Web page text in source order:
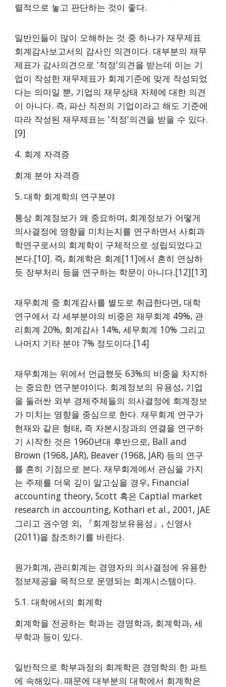
렬적으로 놓고 판단하는 것이 좋다.
일반인들이 많이 오해하는 것 중 하나가 재무제표
회계감사보고서의 감사인 의견이다. 대부분의 재무
제표가 감사의견으로 '적정'의견을 받는데 이는 기
업이 작성한 재무제표가 회계기준에 맞게 작성되었
다는 의미일 뿐, 기업의 재무상태 자체에 대한 의견
이 아니다. 즉, 파산 직전의 기업이라고 해도 기준에
따라 작성된 재무제표는 '적정'의견을 받을 수 있다.
[9]
4. 회계 자격증
회계 분야 자격증
5. 대학 회계학의 연구분야
통상 회계정보가 왜 중요하며, 회계정보가 어떻게
의사결정에 영향을 미치는지를 연구하면서 사회과
학연구로서의 회계학이 구체적으로 성립되었다고
본다.[10]. 즉, 회계학은 회계[11]에서 흔히 연상하
듯 장부처리 등을 연구하는 학문이 아니다.[12][13]
재무회계 중 회계감사를 별도로 취급한다면, 대학
연구에서 각 세부분야의 비중은 재무회계 49%, 관
리회계 20%, 회계감사 14%, 세무회계 10% 그리고
나머지 기타 분야 7% 정도이다.[14]
재무회계는 위에서 언급했듯 63%의 비중을 차지하
는 중요한 연구분야이다. 회계정보의 유용성, 기업
을 둘러싼 외부 경제주체들의 의사결정에 회계정보
가 미치는 영향을 중심으로 한다. 재무회계 연구가
현재와 같은 형태, 즉 자본시장과의 연결을 연구하
기 시작한 것은 1960년대 후반으로, Ball and
Brown (1968, JAR), Beaver (1968, JAR) 등의 연구
를 흔히 기점으로 본다. 재무회계에서 관심을 가지
는 주제를 더욱 깊이 알고싶을 경우, Financial
accounting theory, Scott 혹은 Captial market
research in accounting, Kothari et al., 2001, JAE
그리고 권수영 외, 『회계정보유용성』, 신영사
(2011)을 참조하기를 바란다.
원가회계, 관리회계는 경영자의 의사결정에 유용한
정보제공을 목적으로 운영되는 회계시스템이다.
5.1. 대학에서의 회계학
회계학을 전공하는 학과는 경영학과, 회계학과, 세
무학과 등이 있다.
일반적으로 학부과정의 회계학은 경영학의 한 파트
에 속해있다. 때문에 대부분의 대학에서 회계학은